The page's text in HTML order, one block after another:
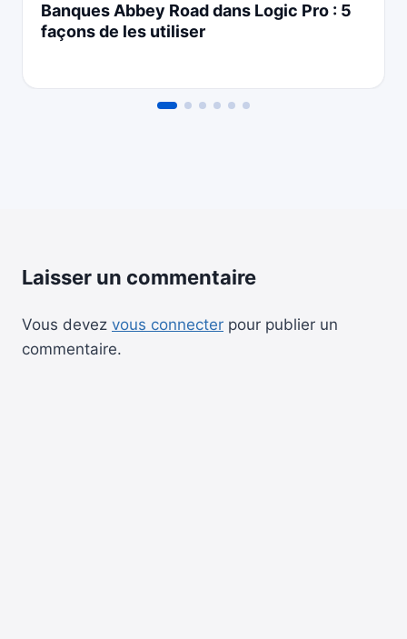
Banques Abbey Road dans Logic Pro : 5
façons de les utiliser
Laisser un commentaire
Vous devez vous connecter pour publier un
commentaire.